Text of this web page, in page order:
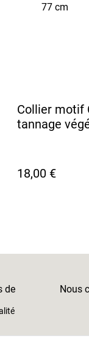
77 cm
Collier motif
tannage
18,00 €
de Nous